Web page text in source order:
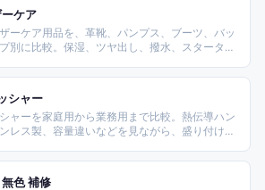
ケア
ーケア用品を、革靴、パンプス、ブーツ、バッ
別に比較。保湿、ツヤ出し、撥水、スターター
シャー
ャーを家庭用から業務用まで比較。熱伝導ハン
レス製、容量違いなどを見ながら、盛り付けや
色 補修